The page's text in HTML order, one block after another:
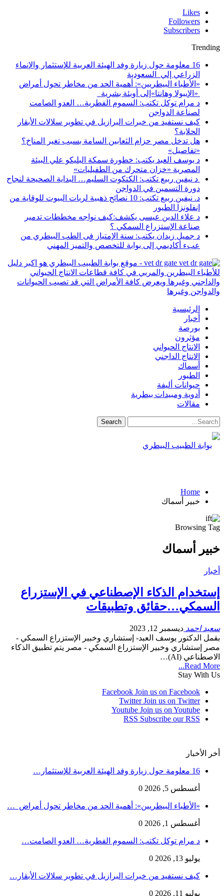
Likes
Followers
Subscribers
Trending
16 معلومة حول زيارة وفد الهيئة العربية للإستثمار والإنماء
الزراعي إلي السعودية
«الأطباء البيطريين»: أهمية الحد من مخاطر تحول أمراض
«الإيبولا وهانتا»إلى أوبئة بشرية
د مرام توكل تكتب: السموم الفطرية… العدو الصامت
لصناعة الدواجن
كيف نستفيد من خبرات البرازيل في تطوير سلالات الأبقار
الحلابة؟
هل تدخل مصر حزام الثعابين السامة بسبب تغير المناخ؟
«تفاصيل»
د يوسف العبد يكتب: خطورة سمكة البليكو علي البيئة
المصرية «خزان متحرك من الطفيليات»
د نيفين ربيع تكتب: الكتكوت السليم… البداية الصحيحة لنجاح
دورة التسمين في الدواجن
د. نيفين ربيع تكتب: 10 نصائح ذهبية لربات البيوت للوقاية من
إنفلونزا الطيور
د علاء الدين عيسى يكشف:كيف نواجه مخططات تدمير
صناعة الإستزراع السمكي ؟
د جميل زيدان يكتب: سنة الإمتياز فى الطب البيطري من
عبء أكاديمي إلى بوابة للتخصص والتميز المهني
vet dr gate - موقع بوابة الطبيب البيطري هو اكبر دليل
للأطباء البيطرين والمربي في كافة قطاعات الانتاج الحيواني
والداجني وغيرها ويعرض كافة الأمراض التي قد تصيب الحيوانات
والدواجن وغيرها
الرئيسية
أخبار
بورصة
مؤثرون
الانتاج الحيواني
الانتاج الداجني
أسماك
الطيور
حيوانات أليفة
أدوية ومبيدات بيطرية
مقالات
Home
خبير أسماك
Browsing Tag
خبير أسماك
أخبار
إستخدام الذكاء الإصطناعي في الإستزراع
السمكي…حقائق وتطبيقات
سعيد احمد ديسمبر 12, 2023
بقمل الدكتور يوسف العبد- إستشاري وخبير الإستزراع السمكي -
مصر إستشاري وخبير الإستزراع السمكي - مصر يتم تطبيق الذكاء
الاصطناعي (AI)…
Read More...
Stay With Us
Facebook Join us on Facebook
Twitter Join us on Twitter
Youtube Join us on Youtube
RSS Subscribe our RSS
أخر الأخبار
16 معلومة حول زيارة وفد الهيئة العربية للإستثمار…
أغسطس 5, 2026 0
«الأطباء البيطريين»: أهمية الحد من مخاطر تحول أمراض …
أغسطس 1, 2026 0
د مرام توكل تكتب: السموم الفطرية… العدو الصامت…
يوليو 13, 2026 0
كيف نستفيد من خبرات البرازيل في تطوير سلالات الأبقار…
يوليو 11, 2026 0